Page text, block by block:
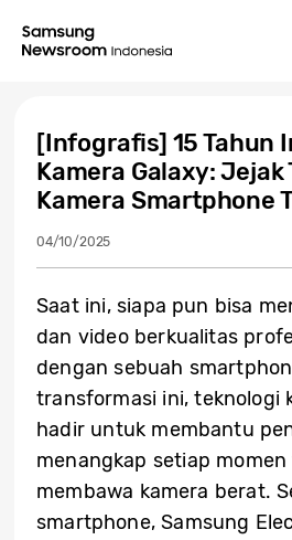
[Infografis] 15 Tahun
Kamera Galaxy: Jejak
Kamera Smartphone
04/10/2025
Saat ini, siapa pun bisa
dan video berkualitas
dengan sebuah
transformasi ini, teknologi
hadir untuk membantu
menangkap setiap
membawa kamera berat.
smartphone, Samsung